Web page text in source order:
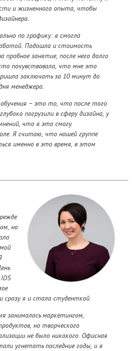
и жизненного опыта, чтобы
по графику: я смогла
Подошла и стоимость
пробное занятие, после него долго
почувствовала, что мне это
заключать за 10 минут до
менеджера.
– это то, что после того
погрузили в сферу дизайна, у
что я это смогу.
Я считаю, что нашей группе
именно в это время, в этом
но
сразу я и стала студенткой.
занималась маркетингом,
но творческого
не было никакого. Офисная
угнетать последние годы, и я